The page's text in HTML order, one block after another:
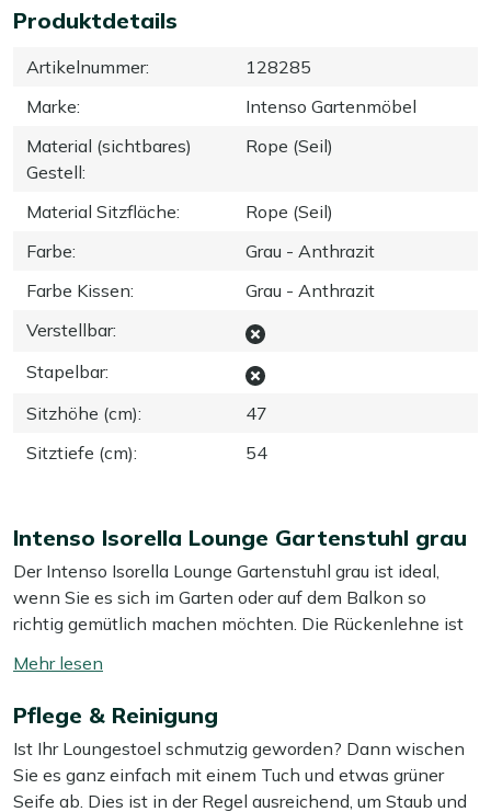
Produktdetails
Artikelnummer:
128285
Marke:
Intenso Gartenmöbel
Material (sichtbares)
Gestell:
Rope (Seil)
Material Sitzfläche:
Rope (Seil)
Farbe:
Grau - Anthrazit
Farbe Kissen:
Grau - Anthrazit
Verstellbar:
Stapelbar:
Sitzhöhe (cm):
47
Sitztiefe (cm): 54
Intenso Isorella Lounge Gartenstuhl grau
Der Intenso Isorella Lounge Gartenstuhl grau ist ideal,
wenn Sie es sich im Garten oder auf dem Balkon so
richtig gemütlich machen möchten. Die Rückenlehne ist
automatisch entspannter als auf einem Gartenstuhl. Das
Polyrattan-Geflecht bietet Ihnen eine stabile Sitzfläche,
während die mitgelieferten grauen Kissen für
zusätzlichen Komfort sorgen, wenn Sie länger relaxen.
Polyrattan ist feuchtigkeitsbeständig und leicht, so
können Sie den Stuhl ganz einfach zur Seite stellen und
umschalten
Pflege & Reinigung
Ist Ihr Loungestoel schmutzig geworden? Dann wischen
Sie es ganz einfach mit einem Tuch und etwas grüner
Seife ab. Dies ist in der Regel ausreichend, um Staub und